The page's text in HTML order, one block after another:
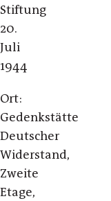
Stiftung
20.
Juli
1944
Ort:
Gedenkstätte
Deutscher
Widerstand,
Zweite
Etage,